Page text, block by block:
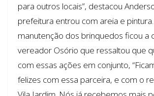
para outros locais”, destacou
prefeitura entrou com areia e
manutenção dos brinquedos ficou a
vereador Osório que ressaltou que
com essas ações em conjunto,
felizes com essa parceira, e com o